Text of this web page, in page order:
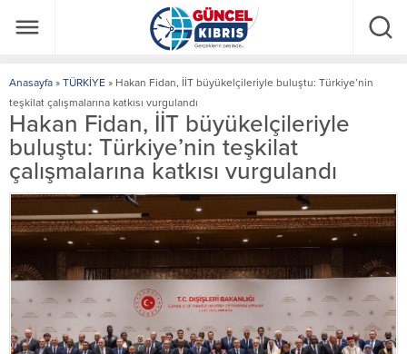
Anasayfa » TÜRKİYE » Hakan Fidan, İİT büyükelçileriyle buluştu: Türkiye’nin
teşkilat çalışmalarına katkısı vurgulandı
Hakan Fidan, İİT büyükelçileriyle
buluştu: Türkiye’nin teşkilat
çalışmalarına katkısı vurgulandı